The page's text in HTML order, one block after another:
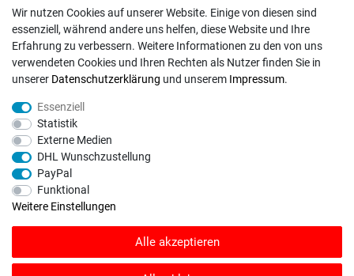
DHL
Deutsche Post
Bei Fragen wenden Sie sich direkt an unser Service-Team.
info@rasentraktoren-motoren.de
MA-Versand GmbH, 53925 Kall, In der Laach 1-3
SHOPVOTE Bewertungen. SHOPVOTE setzt automatische und manuelle
Wir nutzen Cookies auf unserer Website. Einige von diesen sind
essenziell, während andere uns helfen, diese Website und Ihre
Erfahrung zu verbessern. Weitere Informationen zu den von uns
verwendeten Cookies und Ihren Rechten als Nutzer finden Sie in
unserer Daten­schutz­erklärung und unserem Impressum.
Essenziell
Statistik
Externe Medien
DHL Wunschzustellung
PayPal
Funktional
Weitere Einstellungen
Alle akzeptieren